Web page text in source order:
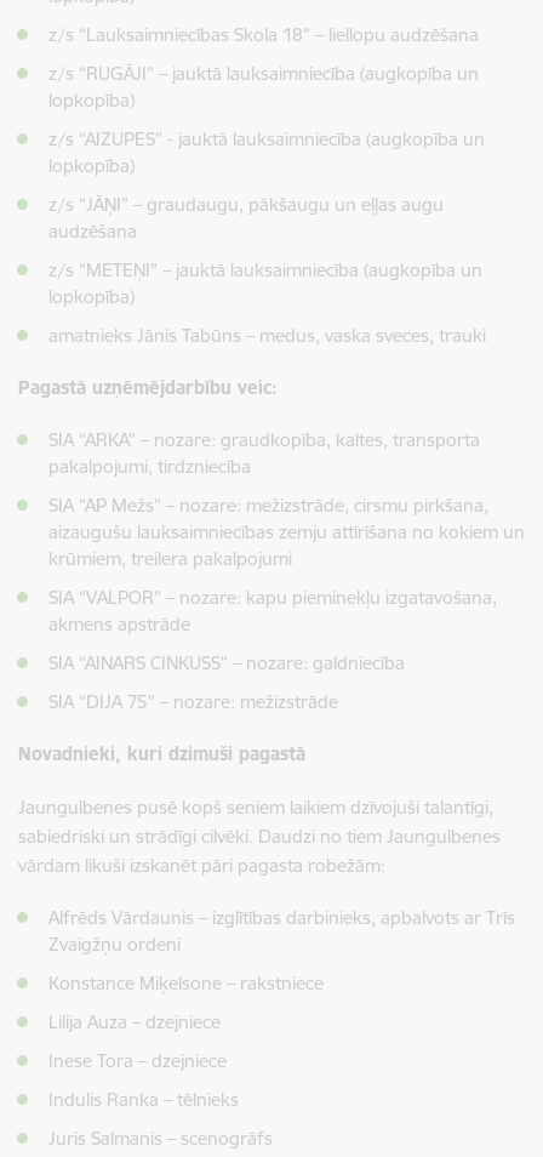
z/s “Lauksaimniecības Skola 18” – liellopu audzēšana
z/s “RUGĀJI” – jauktā lauksaimniecība (augkopība un
lopkopība)
z/s “AIZUPES” - jauktā lauksaimniecība (augkopība un
lopkopība)
z/s “JĀŅI” – graudaugu, pākšaugu un eļļas augu
audzēšana
z/s “METEŅI” – jauktā lauksaimniecība (augkopība un
lopkopība)
amatnieks Jānis Tabūns – medus, vaska sveces, trauki
Pagastā uzņēmējdarbību veic:
SIA “ARKA” – nozare: graudkopība, kaltes, transporta
pakalpojumi, tirdzniecība
SIA “AP Mežs” – nozare: mežizstrāde, cirsmu pirkšana,
aizaugušu lauksaimniecības zemju attīrīšana no kokiem un
krūmiem, treilera pakalpojumi
SIA “VALPOR” – nozare: kapu pieminekļu izgatavošana,
akmens apstrāde
SIA “AINARS CINKUSS” – nozare: galdniecība
SIA “DIJA 75” – nozare: mežizstrāde
Novadnieki, kuri dzimuši pagastā
Jaungulbenes pusē kopš seniem laikiem dzīvojuši talantīgi,
sabiedriski un strādīgi cilvēki. Daudzi no tiem Jaungulbenes
vārdam likuši izskanēt pāri pagasta robežām:
Alfrēds Vārdaunis – izglītības darbinieks, apbalvots ar Trīs
Zvaigžņu ordeni
Konstance Miķelsone – rakstniece
Lilija Auza – dzejniece
Inese Tora – dzejniece
Indulis Ranka – tēlnieks
Juris Salmanis – scenogrāfs